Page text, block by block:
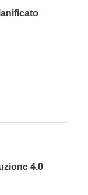
4.0